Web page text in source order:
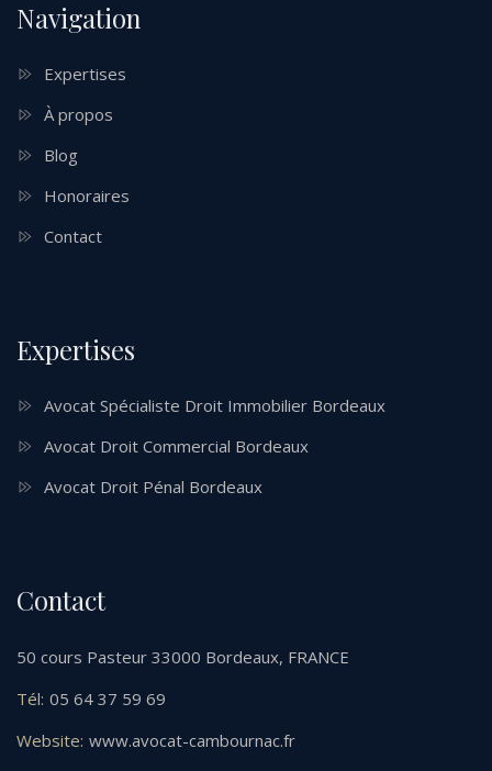
Navigation
Expertises
À propos
Blog
Honoraires
Contact
Expertises
Avocat Spécialiste Droit Immobilier Bordeaux
Avocat Droit Commercial Bordeaux
Avocat Droit Pénal Bordeaux
Contact
50 cours Pasteur 33000 Bordeaux, FRANCE
Tél: 05 64 37 59 69
Website: www.avocat-cambournac.fr